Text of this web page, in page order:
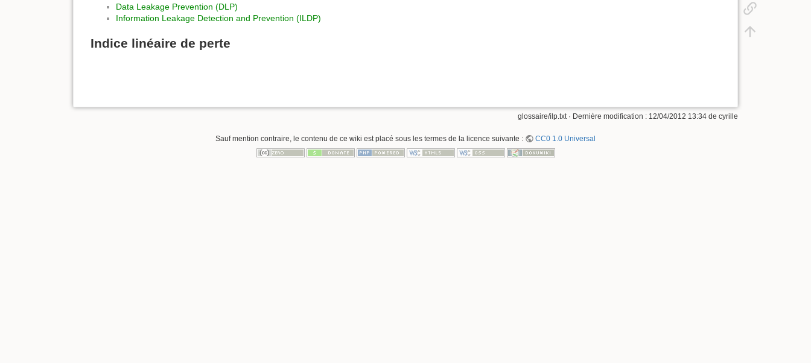
Data Leakage Prevention (DLP)
Information Leakage Detection and Prevention (ILDP)
Indice linéaire de perte
glossaire/ilp.txt· Dernière modification : 12/04/2012 13:34 de cyrille
Sauf mention contraire, le contenu de ce wiki est placé sous les termes de la licence suivante : CC0 1.0 Universal